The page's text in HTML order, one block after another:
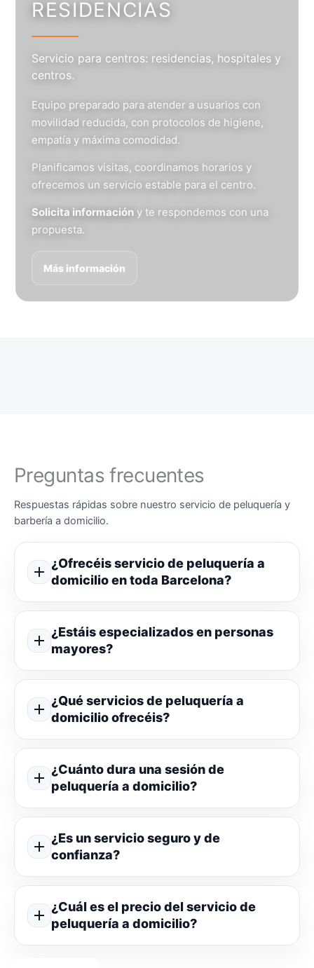
RESIDENCIAS
Servicio para centros: residencias, hospitales y
centros.
Equipo preparado para atender a usuarios con
movilidad reducida, con protocolos de higiene,
empatía y máxima comodidad.
Planificamos visitas, coordinamos horarios y
ofrecemos un servicio estable para el centro.
Solicita información y te respondemos con una
propuesta.
Más información
Preguntas frecuentes
Respuestas rápidas sobre nuestro servicio de peluquería y
barbería a domicilio.
¿Ofrecéis servicio de peluquería a
domicilio en toda Barcelona?
¿Estáis especializados en personas
mayores?
¿Qué servicios de peluquería a
domicilio ofrecéis?
¿Cuánto dura una sesión de
peluquería a domicilio?
¿Es un servicio seguro y de
confianza?
¿Cuál es el precio del servicio de
peluquería a domicilio?